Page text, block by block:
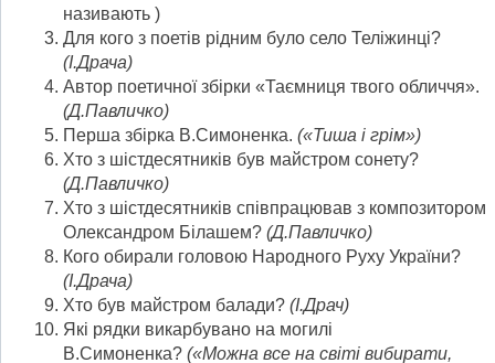
називають )
Для кого з поетів рідним було село Теліжинці?
(І.Драча)
Автор поетичної збірки «Таємниця твого обличчя».
(Д.Павличко)
Перша збірка В.Симоненка. («Тиша і грім»)
Хто з шістдесятників був майстром сонету?
(Д.Павличко)
Хто з шістдесятників співпрацював з композитором
Олександром Білашем? (Д.Павличко)
Кого обирали головою Народного Руху України?
(І.Драча)
Хто був майстром балади? (І.Драч)
Які рядки викарбувано на могилі
В.Симоненка? («Можна все на світі вибирати,